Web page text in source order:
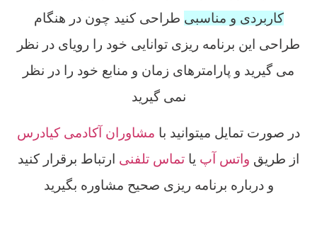
کاربردی و مناسبی طراحی کنید چون در هنگام
طراحی این برنامه ریزی توانایی خود را رویای در نظر
می گیرید و پارامترهای زمان و منابع خود را در نظر
نمی گیرید
در صورت تمایل میتوانید با مشاوران آکادمی کیادرس
از طریق واتس آپ یا تماس تلفنی ارتباط برقرار کنید
و درباره برنامه ریزی صحیح مشاوره بگیرید